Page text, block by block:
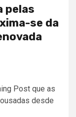
pelas
se da
Post que as
desde